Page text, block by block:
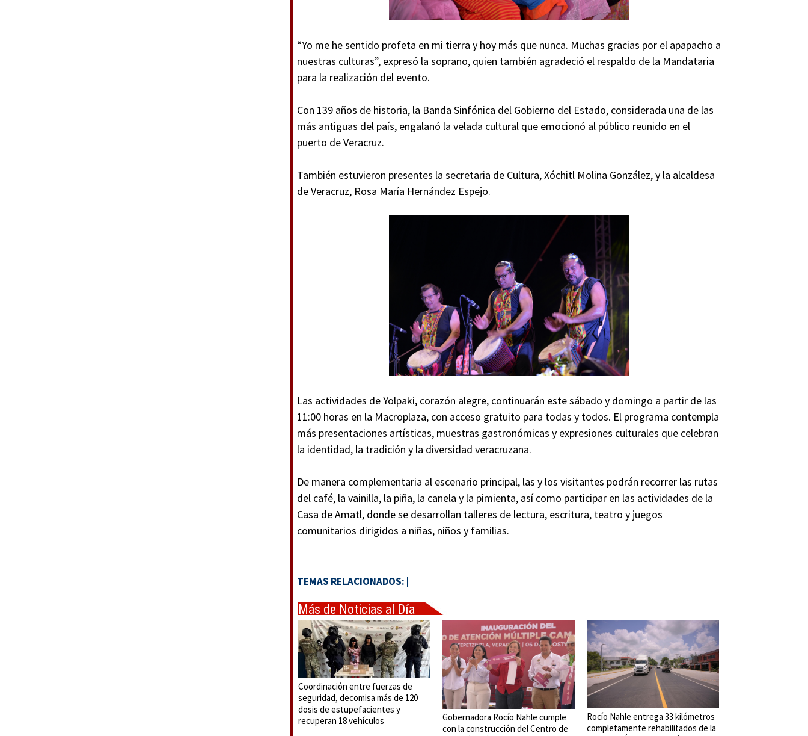
“Yo me he sentido profeta en mi tierra y hoy más que nunca. Muchas gracias por el apapacho a
nuestras culturas”, expresó la soprano, quien también agradeció el respaldo de la Mandataria
para la realización del evento.
Con 139 años de historia, la Banda Sinfónica del Gobierno del Estado, considerada una de las
más antiguas del país, engalanó la velada cultural que emocionó al público reunido en el
puerto de Veracruz.
También estuvieron presentes la secretaria de Cultura, Xóchitl Molina González, y la alcaldesa
de Veracruz, Rosa María Hernández Espejo.
Las actividades de Yolpaki, corazón alegre, continuarán este sábado y domingo a partir de las
11:00 horas en la Macroplaza, con acceso gratuito para todas y todos. El programa contempla
más presentaciones artísticas, muestras gastronómicas y expresiones culturales que celebran
la identidad, la tradición y la diversidad veracruzana.
De manera complementaria al escenario principal, las y los visitantes podrán recorrer las rutas
del café, la vainilla, la piña, la canela y la pimienta, así como participar en las actividades de la
Casa de Amatl, donde se desarrollan talleres de lectura, escritura, teatro y juegos
comunitarios dirigidos a niñas, niños y familias.
TEMAS RELACIONADOS:
Más de Noticias al Día
Coordinación entre fuerzas de
seguridad, decomisa más de 120
dosis de estupefacientes y
recuperan 18 vehículos
Gobernadora Rocío Nahle cumple
con la construcción del Centro de
Rocío Nahle entrega 33 kilómetros
completamente rehabilitados de la